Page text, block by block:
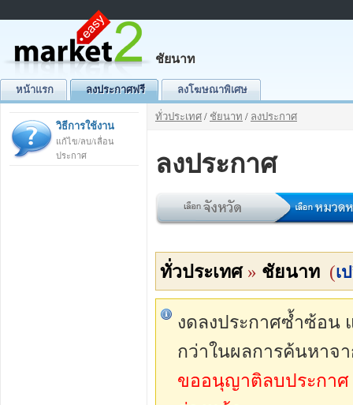
ชัยนาท
หน้าแรก ลงประกาศฟรี ลงโฆษณาพิเศษ
วิธีการใช้งาน
แก้ไข/ลบ/เลื่อน
ประกาศ
ทั่วประเทศ / ชัยนาท / ลงประกาศ
ลงประกาศ
ทั่วประเทศ» ชัยนาท (เ
งดลงประกาศซ้ำซ้อน
กว่าในผลการค้นหาจา
ขออนุญาติลบประกาศ